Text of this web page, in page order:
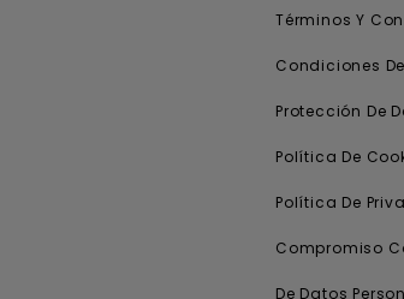
Términos Y
Condiciones
Protección De
Política De
Política De
Compromiso
De Datos